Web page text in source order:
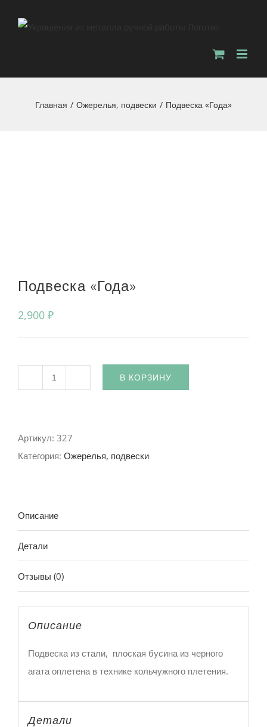
Главная / Ожерелья, подвески / Подвеска «Года»
Подвеска «Года»
2,900 ₽
В КОРЗИНУ
Артикул: 327
Категория: Ожерелья, подвески
Описание
Детали
Отзывы (0)
Описание
Подвеска из стали, плоская бусина из черного
агата оплетена в технике кольчужного плетения.
Детали